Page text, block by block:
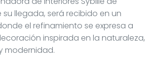
su llegada, será recibido en un
el refinamiento se expresa a
inspirada en la naturaleza,
modernidad.